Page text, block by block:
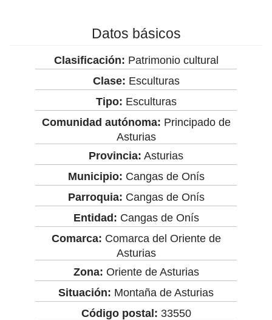
Datos básicos
Clasificación: Patrimonio cultural
Clase: Esculturas
Tipo: Esculturas
Comunidad autónoma: Principado de
Asturias
Provincia: Asturias
Municipio: Cangas de Onís
Parroquia: Cangas de Onís
Entidad: Cangas de Onís
Comarca: Comarca del Oriente de
Asturias
Zona: Oriente de Asturias
Situación: Montaña de Asturias
Código postal: 33550